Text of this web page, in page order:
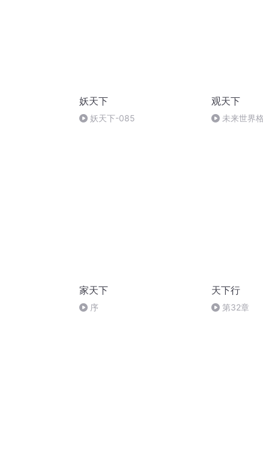
妖天下
妖天下-085
观天下
未来世界
家天下
序
天下行
第32章